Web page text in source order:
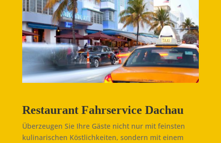
Restaurant Fahrservice Dachau
Überzeugen Sie Ihre Gäste nicht nur mit feinsten
kulinarischen Köstlichkeiten, sondern mit einem